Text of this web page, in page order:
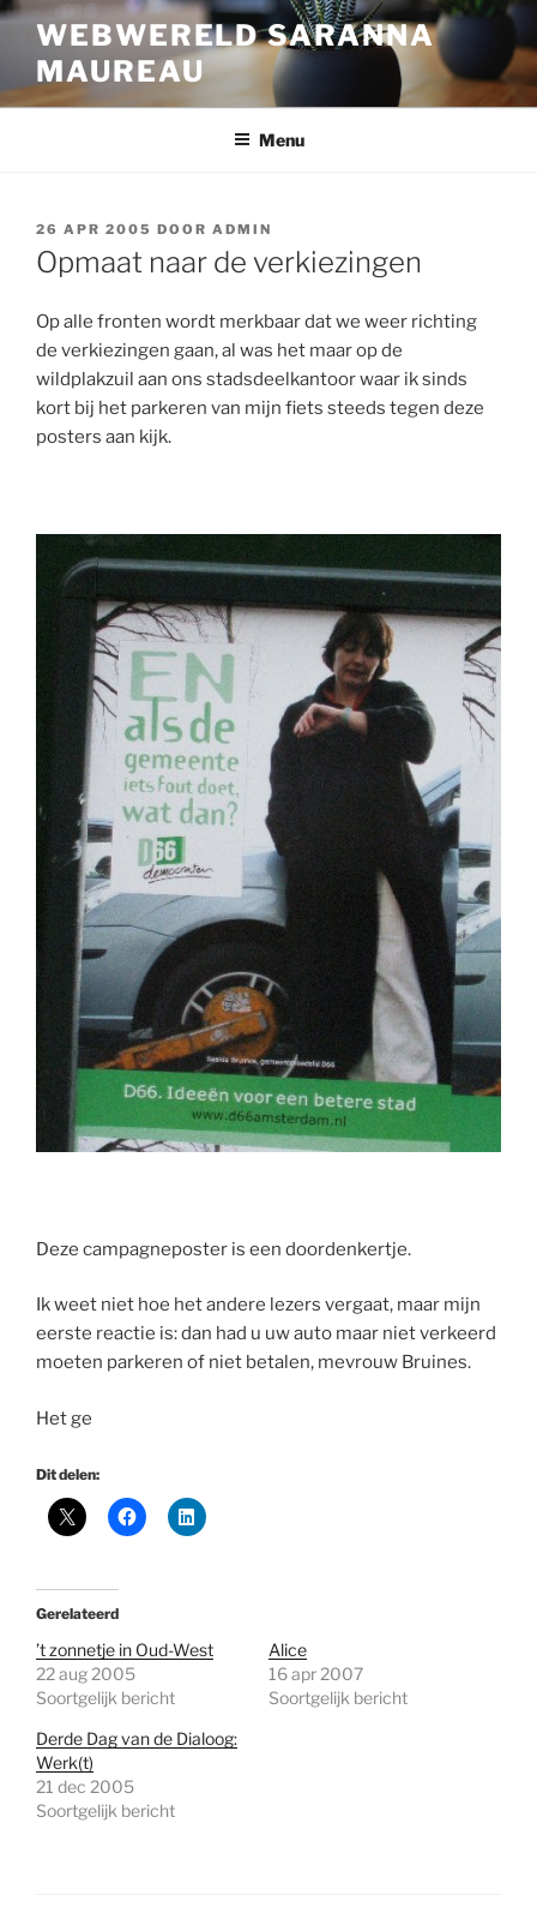
Ga
inhoud
WEBWERELD SARANNA
MAUREAU
Menu
GEPLAATST
OP
26 APR 2005 DOOR ADMIN
Opmaat naar de verkiezingen
Op alle fronten wordt merkbaar dat we weer richting
de verkiezingen gaan, al was het maar op de
wildplakzuil aan ons stadsdeelkantoor waar ik sinds
kort bij het parkeren van mijn fiets steeds tegen deze
posters aan kijk.
Deze campagneposter is een doordenkertje.
Ik weet niet hoe het andere lezers vergaat, maar mijn
eerste reactie is: dan had u uw auto maar niet verkeerd
moeten parkeren of niet betalen, mevrouw Bruines.
Het ge
Dit delen:
Gerelateerd
’t zonnetje in Oud-West
22 aug 2005
Soortgelijk bericht
Alice
16 apr 2007
Soortgelijk bericht
Derde Dag van de Dialoog:
Werk(t)
21 dec 2005
Soortgelijk bericht